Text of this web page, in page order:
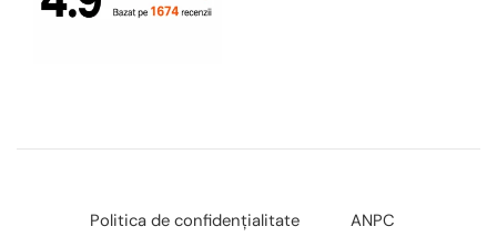
Politica de confidențialitate ANPC